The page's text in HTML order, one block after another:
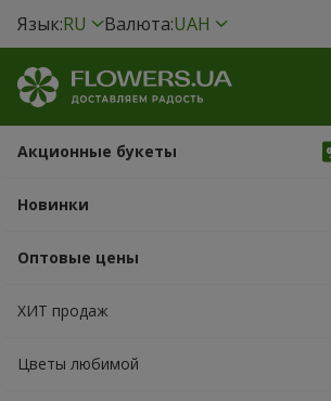
Язык:RU Валюта:UAH
Акционные букеты
Новинки
Оптовые цены
ХИТ продаж
Цветы любимой